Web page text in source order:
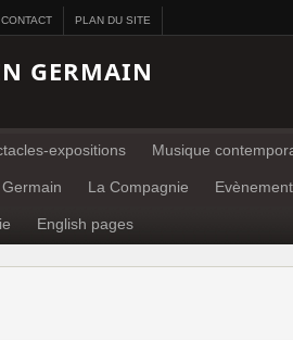
CONTACT PLAN DU SITE
GERMAIN
expositions Musique
La Compagnie
English pages